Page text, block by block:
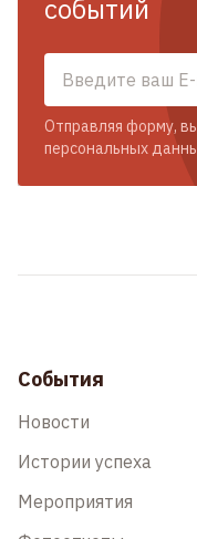
событий
Отправляя форму,
персональных
События
Новости
Истории успеха
Мероприятия